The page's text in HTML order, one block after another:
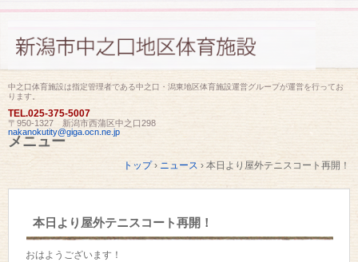
中之口体育施設は指定管理者である中之口・潟東地区体育施設運営グループが運営を行ってお
ります。
TEL.025-375-5007
〒950-1327 新潟市西蒲区中之口298
nakanokutity@giga.ocn.ne.jp
メニュー
トップ › ニュース › 本日より屋外テニスコート再開！
本日より屋外テニスコート再開！
おはようございます！